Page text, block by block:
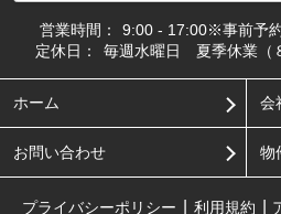
営業時間：
9:00 - 17:00※事前予
定休日：
毎週水曜日 夏季休業（
ホーム 会
お問い合わせ 物
プライバシーポリシー 利用規約